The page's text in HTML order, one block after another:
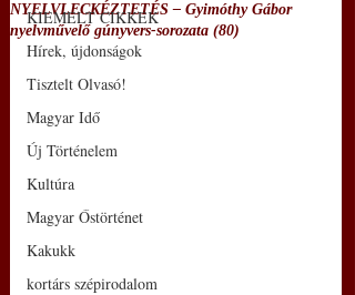
KIEMELT CIKKEK
Hírek, újdonságok
Tisztelt Olvasó!
Magyar Idő
Új Történelem
Kultúra
Magyar Őstörténet
Kakukk
kortárs szépirodalom
NYELVLECKÉZTETÉS – Gyimóthy Gábor
nyelvművelő gúnyvers-sorozata (80)